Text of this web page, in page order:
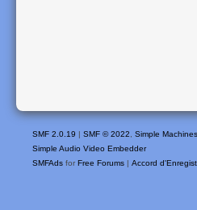
SMF 2.0.19 | SMF © 2022
Simple Machines
Simple Audio Video Embedder
SMFAds for Free Forums | Accord